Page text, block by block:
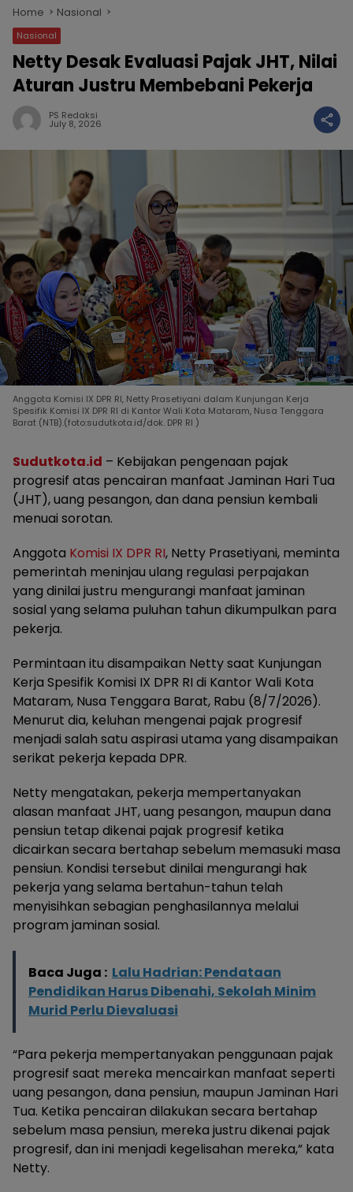
Home Nasional
Nasional
Netty Desak Evaluasi Pajak JHT, Nilai
Aturan Justru Membebani Pekerja
PS Redaksi
July 8, 2026
Anggota Komisi IX DPR RI, Netty Prasetiyani dalam Kunjungan Kerja
Spesifik Komisi IX DPR RI di Kantor Wali Kota Mataram, Nusa Tenggara
Barat (NTB).(foto:sudutkota.id/dok. DPR RI )
Sudutkota.id – Kebijakan pengenaan pajak
progresif atas pencairan manfaat Jaminan Hari Tua
(JHT), uang pesangon, dan dana pensiun kembali
menuai sorotan.
Anggota Komisi IX DPR RI, Netty Prasetiyani, meminta
pemerintah meninjau ulang regulasi perpajakan
yang dinilai justru mengurangi manfaat jaminan
sosial yang selama puluhan tahun dikumpulkan para
pekerja.
Permintaan itu disampaikan Netty saat Kunjungan
Kerja Spesifik Komisi IX DPR RI di Kantor Wali Kota
Mataram, Nusa Tenggara Barat, Rabu (8/7/2026).
Menurut dia, keluhan mengenai pajak progresif
menjadi salah satu aspirasi utama yang disampaikan
serikat pekerja kepada DPR.
Netty mengatakan, pekerja mempertanyakan
alasan manfaat JHT, uang pesangon, maupun dana
pensiun tetap dikenai pajak progresif ketika
dicairkan secara bertahap sebelum memasuki masa
pensiun. Kondisi tersebut dinilai mengurangi hak
pekerja yang selama bertahun-tahun telah
menyisihkan sebagian penghasilannya melalui
program jaminan sosial.
Baca Juga : Lalu Hadrian: Pendataan
Pendidikan Harus Dibenahi, Sekolah Minim
Murid Perlu Dievaluasi
“Para pekerja mempertanyakan penggunaan pajak
progresif saat mereka mencairkan manfaat seperti
uang pesangon, dana pensiun, maupun Jaminan Hari
Tua. Ketika pencairan dilakukan secara bertahap
sebelum masa pensiun, mereka justru dikenai pajak
progresif, dan ini menjadi kegelisahan mereka,” kata
Netty.